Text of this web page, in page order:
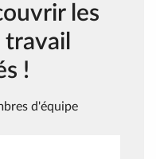
les
travail
!
d'équipe